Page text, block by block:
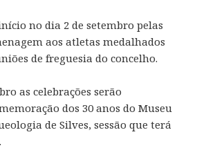
no dia 2 de setembro pelas
aos atletas medalhados
de freguesia do concelho.
as celebrações serão
dos 30 anos do Museu
de Silves, sessão que terá